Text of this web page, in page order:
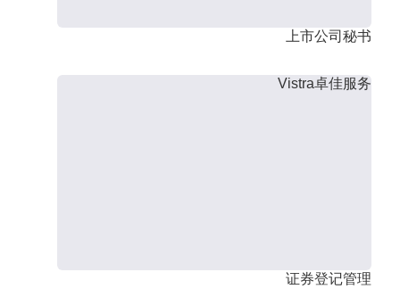
上市公司秘书
Vistra卓佳服务
证券登记管理